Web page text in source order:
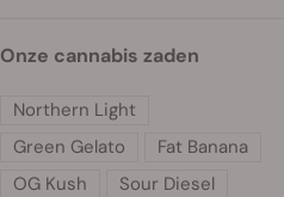
Onze cannabis zaden
Northern Light
Green Gelato
Fat Banana
OG Kush
Sour Diesel